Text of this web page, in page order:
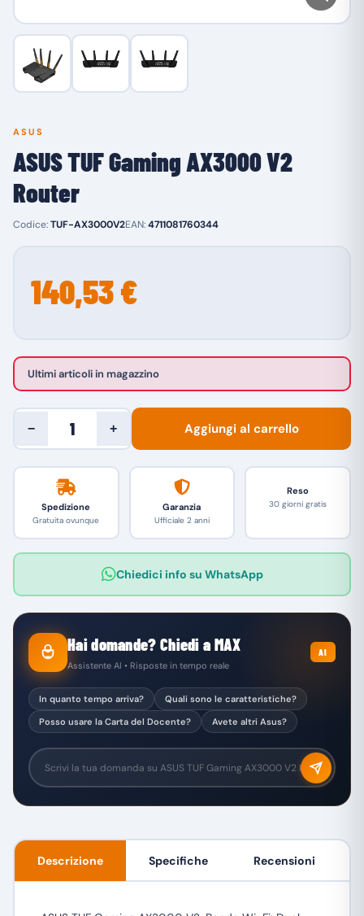
ASUS
ASUS TUF Gaming AX3000 V2
Router
Codice:TUF-AX3000V2EAN:4711081760344
140,53 €
Ultimi articoli in magazzino
− + Aggiungi al carrello
Spedizione
Gratuita ovunque
Garanzia
Ufficiale 2 anni
Reso
30 giorni gratis
Chiedici info su WhatsApp
Hai domande? Chiedi a MAX
Assistente AI • Risposte in tempo reale
AI
In quanto tempo arriva?
Quali sono le caratteristiche?
Posso usare la Carta del Docente?
Avete altri Asus?
Descrizione Specifiche Recensioni